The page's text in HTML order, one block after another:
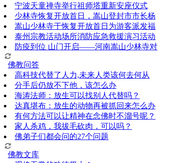
宁波天童禅寺举行祖师塔重新安座仪式
少林寺恢复开放首日，嵩山登封市市长杨
嵩山少林寺于恢复开放首日为游客派发福
泰州宗教活动场所消防应急救援演习活动
防疫到位 山门开启——河南嵩山少林寺对
佛教问答
高科技代替了人力,未来人类该何去何从
分手后仍放不下他，该怎么办
海涛法师：放生可以找别人代替吗？
达真堪布：放生的动物再被抓回来怎么办
有何方法可以让精神在念佛时不溜号呢？
家人杀鸡，我拔毛砍肉，可以吗？
佛弟子们都会问的27个问题
佛教文库